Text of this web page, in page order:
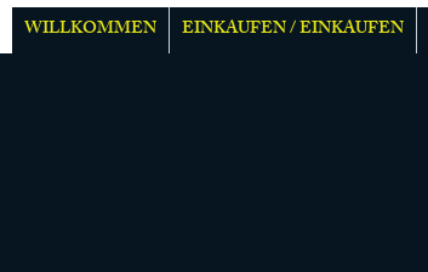
WILLKOMMEN EINKAUFEN / EINKAUFEN